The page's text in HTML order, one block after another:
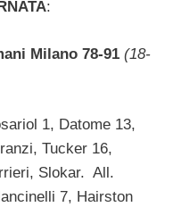
:
Milano 78-91 (18-
1, Datome 13,
Tucker 16,
Slokar. All.
7, Hairston